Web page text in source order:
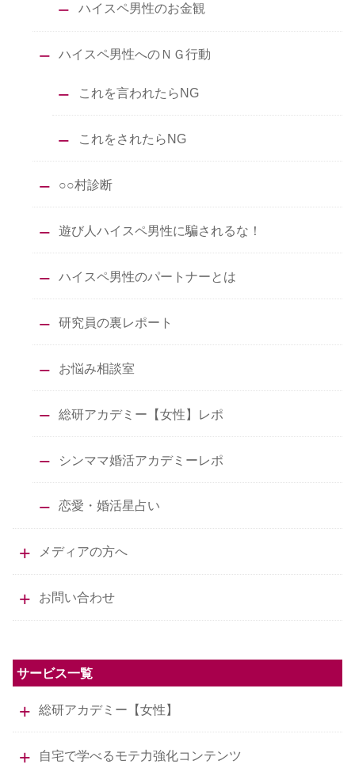
ハイスペ男性のお金観
ハイスペ男性へのＮＧ行動
これを言われたらNG
これをされたらNG
○○村診断
遊び人ハイスペ男性に騙されるな！
ハイスペ男性のパートナーとは
研究員の裏レポート
お悩み相談室
総研アカデミー【女性】レポ
シンママ婚活アカデミーレポ
恋愛・婚活星占い
メディアの方へ
お問い合わせ
サービス一覧
総研アカデミー【女性】
自宅で学べるモテ力強化コンテンツ